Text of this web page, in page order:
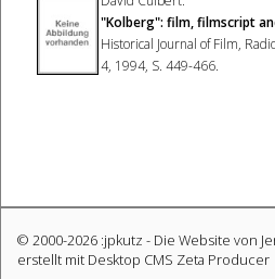
"Kolberg": film, filmscript
Historical Journal of Film,
4, 1994, S. 449-466.
© 2000-2026 :jpkutz - Die Website von
erstellt mit Desktop CMS Zeta Producer